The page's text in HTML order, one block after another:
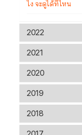
ไง จะดูได้ที่ไหน
2022
2021
2020
2019
2018